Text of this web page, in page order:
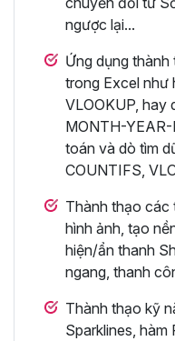
ngược lại...
Ứng dụng
trong Excel như
VLOOKUP, hay
MONTH-
toán và dò tìm
COUNTIFS,
Thành thạo các
hình ảnh, tạo
hiện/ẩn thanh
ngang, thanh
Thành thạo kỹ
Sparklines,